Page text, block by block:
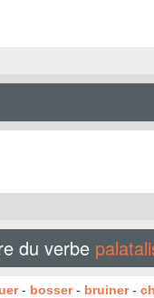
du verbe
- bosser- bruiner-